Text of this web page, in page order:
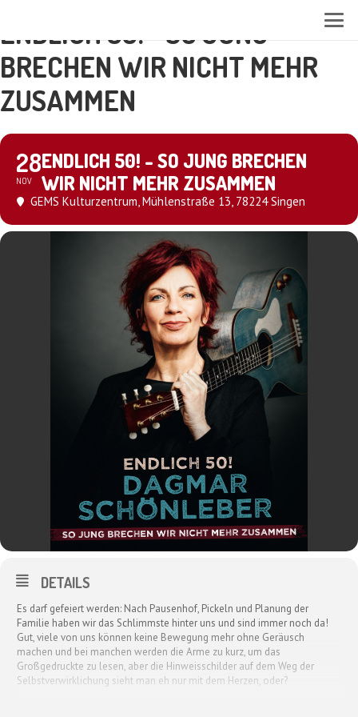
ENDLICH 50! - SO JUNG
BRECHEN WIR NICHT MEHR
ZUSAMMEN
28
NOV
ENDLICH 50! - SO JUNG BRECHEN
WIR NICHT MEHR ZUSAMMEN
GEMS Kulturzentrum, Mühlenstraße 13, 78224 Singen
DETAILS
Es darf gefeiert werden: Nach Pausenhof, Pickeln und Planung der
Familie haben wir das Schlimmste hinter uns und sind immer noch da!
Gut, viele von uns können keine Bewegung mehr ohne Geräusch
machen und bei manchen werden die Arme zu kurz, um das
Großgedruckte zu lesen, aber die Hinweisschilder auf dem Weg der
Selbstverwirklichung sieht man eh nur mit dem Herzen, oder?